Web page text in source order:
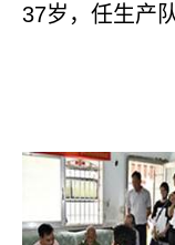
37岁，任生产